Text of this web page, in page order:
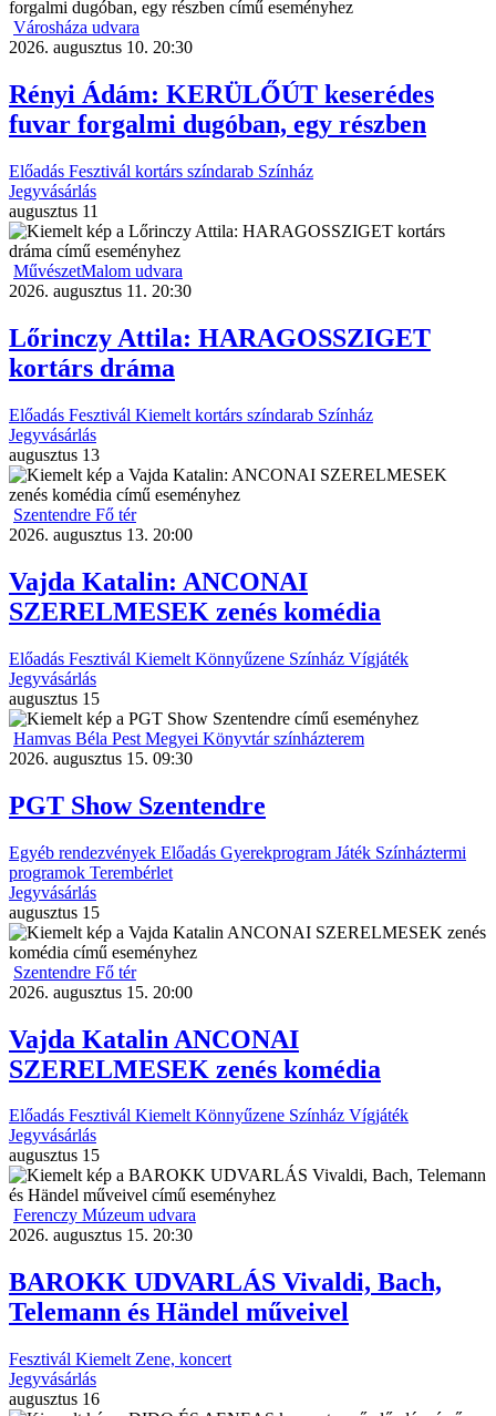
Városháza udvara
2026. augusztus 10. 20:30
Rényi Ádám: KERÜLŐÚT keserédes
fuvar forgalmi dugóban, egy részben
Előadás Fesztivál kortárs színdarab Színház
Jegyvásárlás
augusztus 11
MűvészetMalom udvara
2026. augusztus 11. 20:30
Lőrinczy Attila: HARAGOSSZIGET
kortárs dráma
Előadás Fesztivál Kiemelt kortárs színdarab Színház
Jegyvásárlás
augusztus 13
Szentendre Fő tér
2026. augusztus 13. 20:00
Vajda Katalin: ANCONAI
SZERELMESEK zenés komédia
Előadás Fesztivál Kiemelt Könnyűzene Színház Vígjáték
Jegyvásárlás
augusztus 15
Hamvas Béla Pest Megyei Könyvtár színházterem
2026. augusztus 15. 09:30
PGT Show Szentendre
Egyéb rendezvények Előadás Gyerekprogram Játék Színháztermi
programok Terembérlet
Jegyvásárlás
augusztus 15
Szentendre Fő tér
2026. augusztus 15. 20:00
Vajda Katalin ANCONAI
SZERELMESEK zenés komédia
Előadás Fesztivál KiemeltKönnyűzene Színház Vígjáték
Jegyvásárlás
augusztus 15
Ferenczy Múzeum udvara
2026. augusztus 15. 20:30
BAROKK UDVARLÁS Vivaldi, Bach,
Telemann és Händel műveivel
Fesztivál Kiemelt Zene, koncert
Jegyvásárlás
augusztus 16